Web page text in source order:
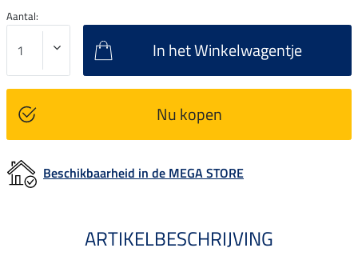
Aantal:
In het Winkelwagentje
Nu kopen
Beschikbaarheid in de MEGA STORE
ARTIKELBESCHRIJVING